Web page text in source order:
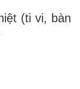
(ti vi, bàn